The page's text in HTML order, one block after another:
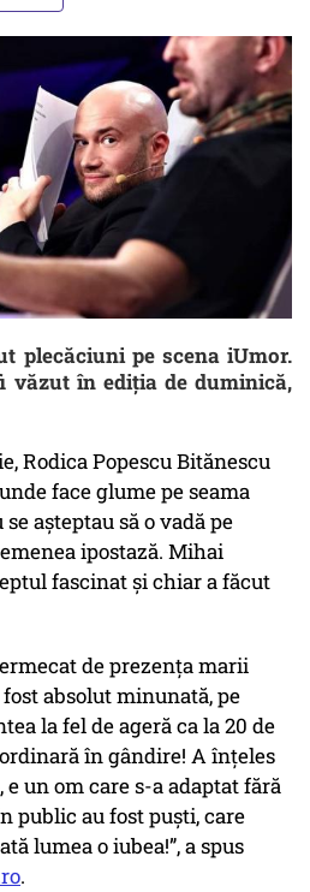
plecăciuni pe scena iUmor.
văzut în ediţia de duminică,
Rodica Popescu Bitănescu
face glume pe seama
așteptau să o vadă pe
ipostază. Mihai
fascinat și chiar a făcut
de prezența marii
absolut minunată, pe
la fel de ageră ca la 20 de
în gândire! A înțeles
un om care s-a adaptat fără
public au fost puști, care
lumea o iubea!”, a spus
.